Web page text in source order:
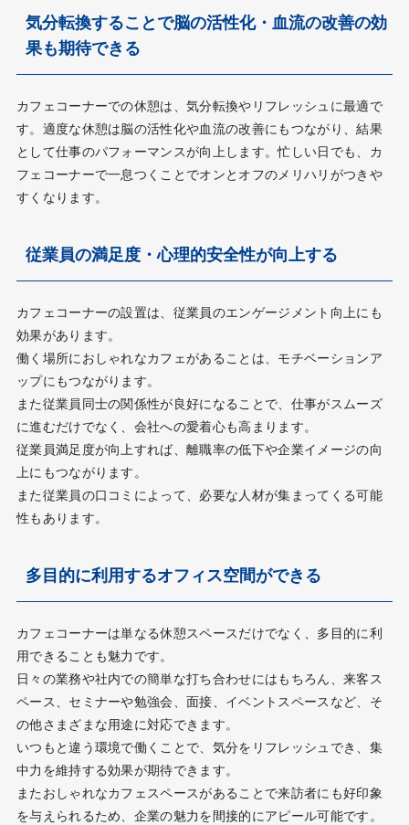
気分転換することで脳の活性化・血流の改善の効
果も期待できる
カフェコーナーでの休憩は、気分転換やリフレッシュに最適で
す。適度な休憩は脳の活性化や血流の改善にもつながり、結果
として仕事のパフォーマンスが向上します。忙しい日でも、カ
フェコーナーで一息つくことでオンとオフのメリハリがつきや
すくなります。
従業員の満足度・心理的安全性が向上する
カフェコーナーの設置は、従業員のエンゲージメント向上にも
効果があります。
働く場所におしゃれなカフェがあることは、モチベーションア
ップにもつながります。
また従業員同士の関係性が良好になることで、仕事がスムーズ
に進むだけでなく、会社への愛着心も高まります。
従業員満足度が向上すれば、離職率の低下や企業イメージの向
上にもつながります。
また従業員の口コミによって、必要な人材が集まってくる可能
性もあります。
多目的に利用するオフィス空間ができる
カフェコーナーは単なる休憩スペースだけでなく、多目的に利
用できることも魅力です。
日々の業務や社内での簡単な打ち合わせにはもちろん、来客ス
ペース、セミナーや勉強会、面接、イベントスペースなど、そ
の他さまざまな用途に対応できます。
いつもと違う環境で働くことで、気分をリフレッシュでき、集
中力を維持する効果が期待できます。
またおしゃれなカフェスペースがあることで来訪者にも好印象
を与えられるため、企業の魅力を間接的にアピール可能です。